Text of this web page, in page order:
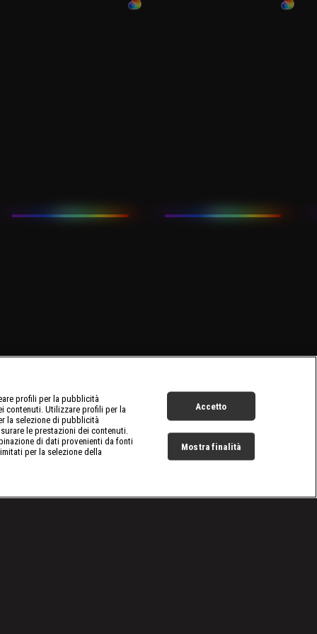
profili per la pubblicità
contenuti. Utilizzare profili per la
la selezione di pubblicità
le prestazioni dei contenuti.
di dati provenienti da fonti
per la selezione della
Accetto
Mostra finalità